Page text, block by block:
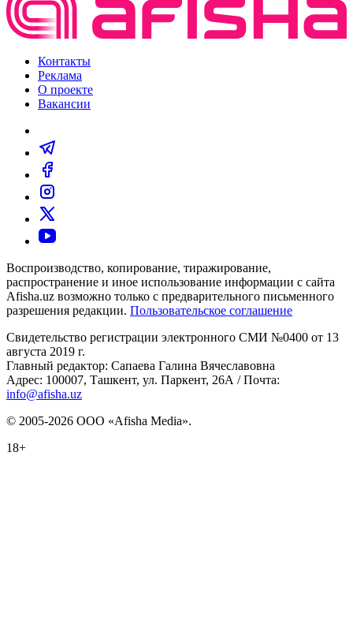
Контакты
Реклама
О проекте
Вакансии
Воспроизводство, копирование, тиражирование,
распространение и иное использование информации с сайта
Afisha.uz возможно только с предварительного письменного
разрешения редакции. Пользовательское соглашение
Свидетельство регистрации электронного СМИ №0400 от 13
августа 2019 г.
Главный редактор: Сапаева Галина Вячеславовна
Адрес: 100007, Ташкент, ул. Паркент, 26А / Почта:
info@afisha.uz
© 2005-2026 ООО «Afisha Media».
18+